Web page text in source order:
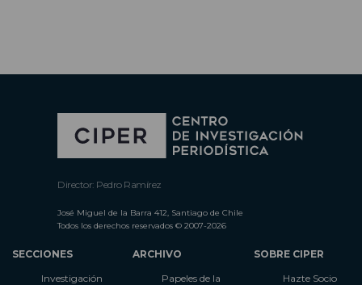
Director: Pedro Ramírez
José Miguel de la Barra 412, Santiago de Chile
Todos los derechos reservados © 2007-2026
SECCIONES
Investigación
ARCHIVO
Papeles de la
SOBRE CIPER
Hazte Socio